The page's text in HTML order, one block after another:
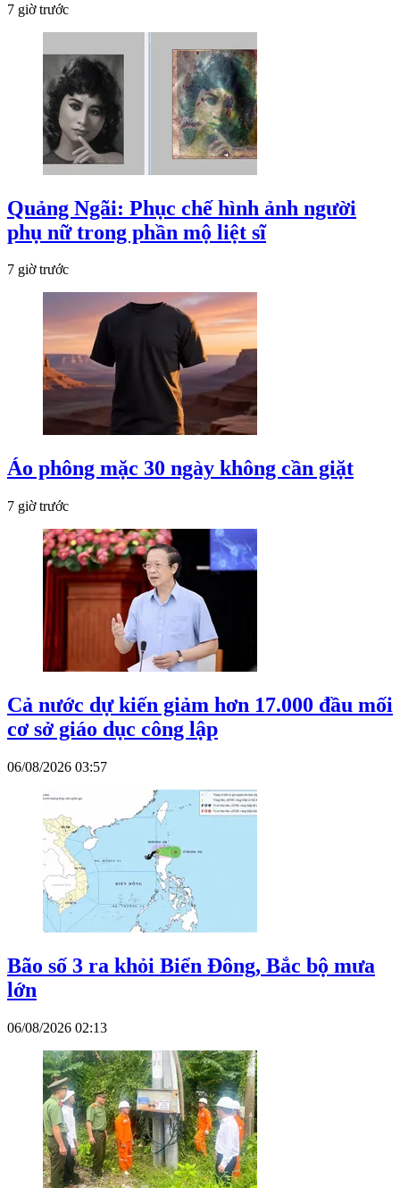
7 giờ trước
Quảng Ngãi: Phục chế hình ảnh người
phụ nữ trong phần mộ liệt sĩ
7 giờ trước
Áo phông mặc 30 ngày không cần giặt
7 giờ trước
Cả nước dự kiến giảm hơn 17.000 đầu mối
cơ sở giáo dục công lập
06/08/2026 03:57
Bão số 3 ra khỏi Biển Đông, Bắc bộ mưa
lớn
06/08/2026 02:13